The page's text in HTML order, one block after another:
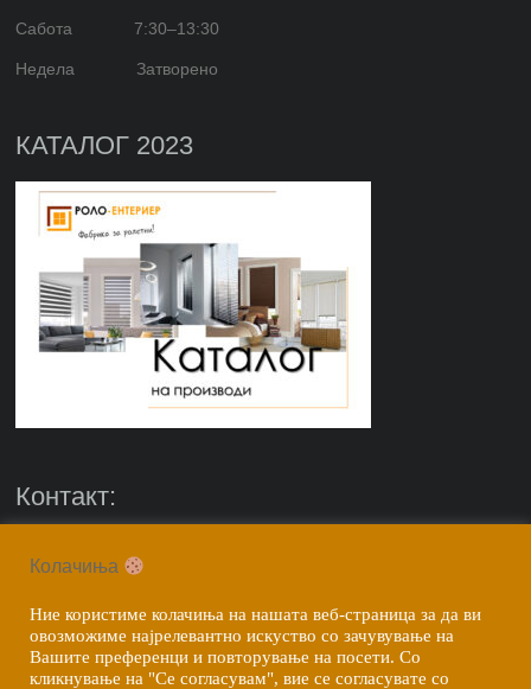
Сабота 7:30–13:30
Недела Затворено
КАТАЛОГ 2023
Контакт:
Скопје Р.С.Македонија
Mob 2: 076888333
kontakt@roloenterier.mk
Колачиња
Ние користиме колачиња на нашата веб-страница за да ви
овозможиме најрелевантно искуство со зачувување на
Вашите преференци и повторување на посети. Со
кликнување на "Се согласувам", вие се согласувате со